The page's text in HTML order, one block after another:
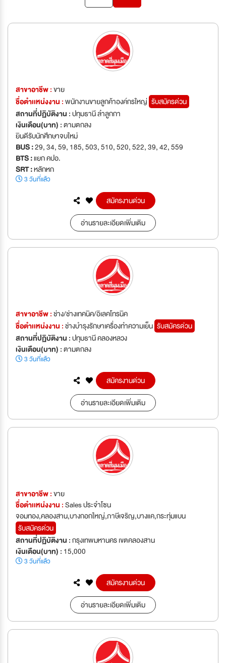
สาขาอาชีพ :ขาย
ชื่อตำเเหน่งงาน :พนักงานขายลูกค้าองค์กรใหญ่ รับสมัครด่วน
สถานที่ปฏิบัติงาน :ปทุมธานี ลำลูกกา
เงินเดือน(บาท) :ตามตกลง
ยินดีรับนักศึกษาจบใหม่
BUS :29, 34, 59, 185, 503, 510, 520, 522, 39, 42, 559
BTS :แยก คปอ.
SRT :หลักหก
3 วันที่แล้ว
สมัครงานด่วน
อ่านรายละเอียดเพิ่มเติม
สาขาอาชีพ :ช่าง/ช่างเทคนิค/อิเลคโทรนิค
ชื่อตำเเหน่งงาน :ช่างบำรุงรักษาเครื่องทำความเย็น รับสมัครด่วน
สถานที่ปฏิบัติงาน :ปทุมธานี คลองหลวง
เงินเดือน(บาท) :ตามตกลง
3 วันที่แล้ว
สมัครงานด่วน
อ่านรายละเอียดเพิ่มเติม
สาขาอาชีพ :ขาย
ชื่อตำเเหน่งงาน :Sales ประจำโซน
จอมทอง,คลองสาน,บางกอกใหญ่,ภาษีเจริญ,บางแค,กระทุ่มแบน
รับสมัครด่วน
สถานที่ปฏิบัติงาน :กรุงเทพมหานคร เขตคลองสาน
เงินเดือน(บาท) : 15,000
3 วันที่แล้ว
สมัครงานด่วน
อ่านรายละเอียดเพิ่มเติม